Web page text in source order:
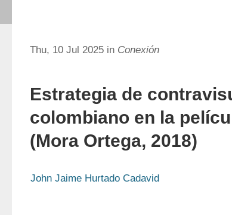
Thu, 10 Jul 2025 in Conexión
Estrategia de
colombiano en la
(Mora Ortega, 2018)
John Jaime Hurtado Cadavid